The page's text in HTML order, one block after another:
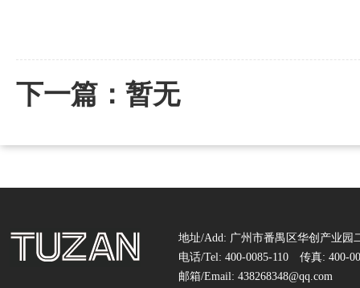
下一篇：暂无
地址/Add: 广州市番禺区华创产业园
电话/Tel: 400-0085-110 传真: 400-
邮箱/Email: 438268348@qq.com